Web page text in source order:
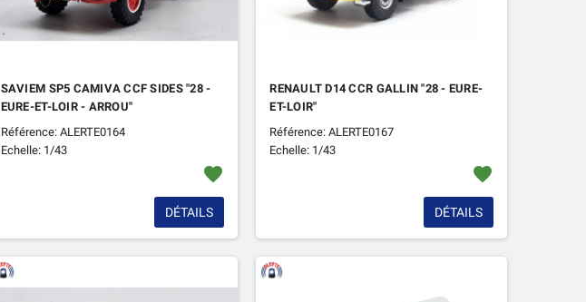
SAVIEM SP5 CAMIVA CCF SIDES "28 -
EURE-ET-LOIR - ARROU"
Référence: ALERTE0164
Echelle: 1/43
favorite
DÉTAILS
RENAULT D14 CCR GALLIN "28 - EURE-
ET-LOIR"
Référence: ALERTE0167
Echelle: 1/43
favorite
DÉTAILS